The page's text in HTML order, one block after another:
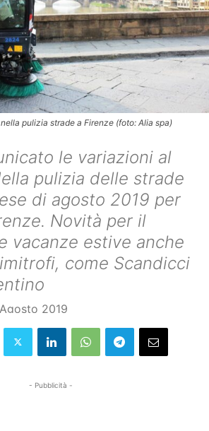
pulizia strade a Firenze (foto: Alia spa)
le variazioni al
pulizia delle strade
di agosto 2019 per
Novità per il
vacanze estive anche
come Scandicci
2019
- Pubblicità -